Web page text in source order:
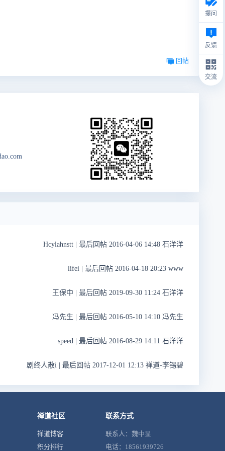
回帖
Hcylahnstt 最后回帖 2016-04-06 14:48 石洋洋
lifei 最后回帖 2016-04-18 20:23 www
王保中 最后回帖 2019-09-30 11:24 石洋洋
冯先生 最后回帖 2016-05-10 14:10 冯先生
speed 最后回帖 2016-08-29 14:11 石洋洋
剧终人散i 最后回帖 2017-12-01 12:13 禅道-李锡碧
禅道社区
禅道博客
积分排行
联系方式
联系人：魏中显
电话：18561939726
提问
反馈
交流